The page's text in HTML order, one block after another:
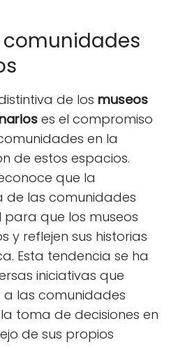
comunidades
de los museos
es el compromiso
en la
de estos espacios.
que la
las comunidades
que los museos
y reflejen sus historias
Esta tendencia se ha
iniciativas que
las comunidades
toma de decisiones en
de sus propios